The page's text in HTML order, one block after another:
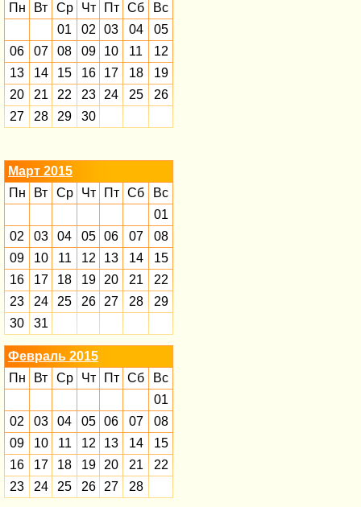
Пн
Вт Ср Чт Пт Сб
Вс
01
02 03 04
05
06
07 08 09 10 11
12
13
14 15 16 17 18
19
20
21 22 23 24 25
26
27
28 29 30
Март 2015
Пн
Вт Ср Чт Пт Сб
Вс
01
02
03 04 05 06 07
08
09
10 11 12 13 14
15
16
17 18 19 20 21
22
23
24 25 26 27 28
29
30
31
Февраль 2015
Пн
Вт Ср Чт Пт Сб
Вс
01
02
03 04 05 06 07
08
09
10 11 12 13 14
15
16
17 18 19 20 21
22
23
24 25 26 27 28